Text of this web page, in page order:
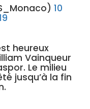
10
heureux
Vainqueur
Le milieu
jusqu’à la fin